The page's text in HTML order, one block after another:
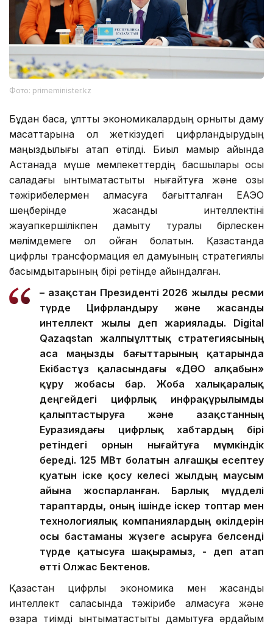
Фото: primeminister.kz
Бұдан басқа, ұлттық экономикалардың орнықты даму
мақсаттарына қол жеткізудегі цифрландырудың
маңыздылығы атап өтілді. Биыл мамыр айында
Астанада мүше мемлекеттердің басшылары осы
саладағы ынтымақтастықты нығайтуға және озық
тәжірибелермен алмасуға бағытталған ЕАЭО
шеңберінде жасанды интеллектіні
жауапкершілікпен дамыту туралы бірлескен
мәлімдемеге қол қойған болатын. Қазақстанда
цифрлық трансформация ел дамуының стратегиялық
басымдықтарының бірі ретінде айқындалған.
– Қазақстан Президенті 2026 жылды ресми
түрде Цифрландыру және жасанды
интеллект жылы деп жариялады. Digital
Qazaqstan жалпыұлттық стратегиясының
аса маңызды бағыттарының қатарында
Екібастұз қаласындағы «ДӨО алқабын»
құру жобасы бар. Жоба халықаралық
деңгейдегі цифрлық инфрақұрылымды
қалыптастыруға және Қазақстанның
Еуразиядағы цифрлық хабтардың бірі
ретіндегі орнын нығайтуға мүмкіндік
береді. 125 МВт болатын алғашқы есептеу
қуатын іске қосу келесі жылдың маусым
айына жоспарланған. Барлық мүдделі
тараптарды, оның ішінде іскер топтар мен
технологиялық компаниялардың өкілдерін
осы бастаманы жүзеге асыруға белсенді
түрде қатысуға шақырамыз, - деп атап
өтті Олжас Бектенов.
Қазақстан цифрлық экономика мен жасанды
интеллект саласында тәжірибе алмасуға және
өзара тиімді ынтымақтастықты дамытуға әрдайым